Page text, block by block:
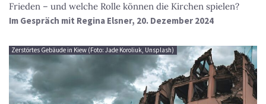
Frieden – und welche Rolle können die Kirchen spielen?
Im Gespräch mit Regina Elsner, 20. Dezember 2024
Zerstörtes Gebäude in Kiew (Foto: Jade Koroliuk, Unsplash)